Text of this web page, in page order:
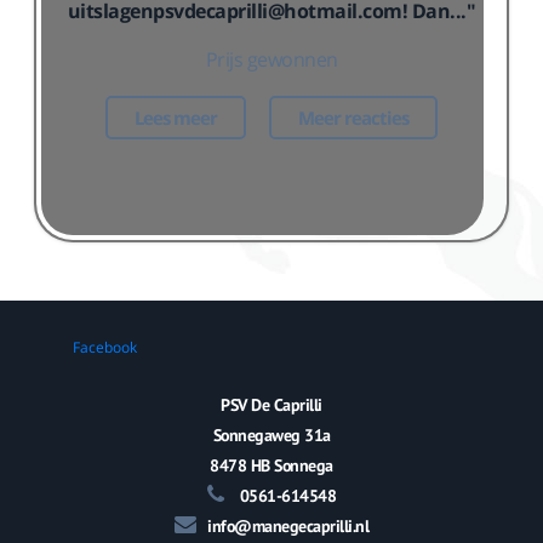
uitslagenpsvdecaprilli@hotmail.com! Dan..."
Prijs gewonnen
Lees meer Meer reacties
Facebook
PSV De Caprilli
Sonnegaweg 31a
8478 HB Sonnega
0561-614548
info@manegecaprilli.nl